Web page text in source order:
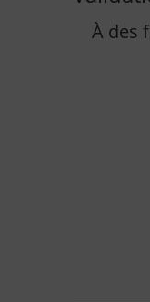
À des